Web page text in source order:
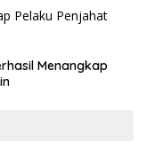
Menangkap